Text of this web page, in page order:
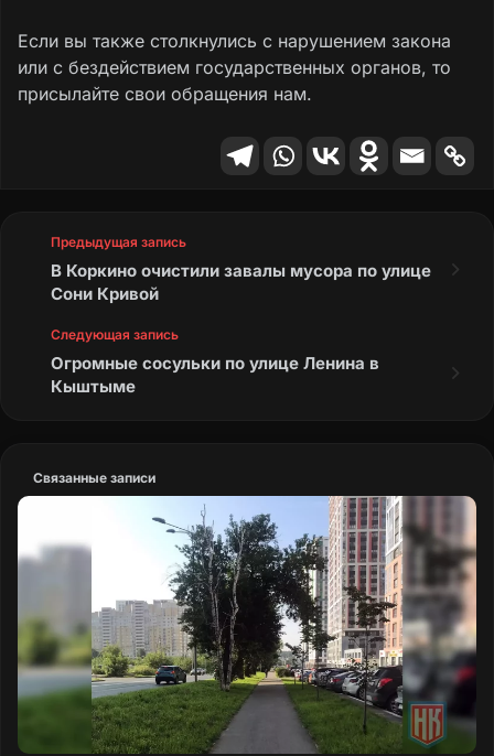
Если вы также столкнулись с нарушением закона
или с бездействием государственных органов, то
присылайте свои обращения нам.
Предыдущая запись
В Коркино очистили завалы мусора по улице
Сони Кривой
Следующая запись
Огромные сосульки по улице Ленина в
Кыштыме
Связанные записи